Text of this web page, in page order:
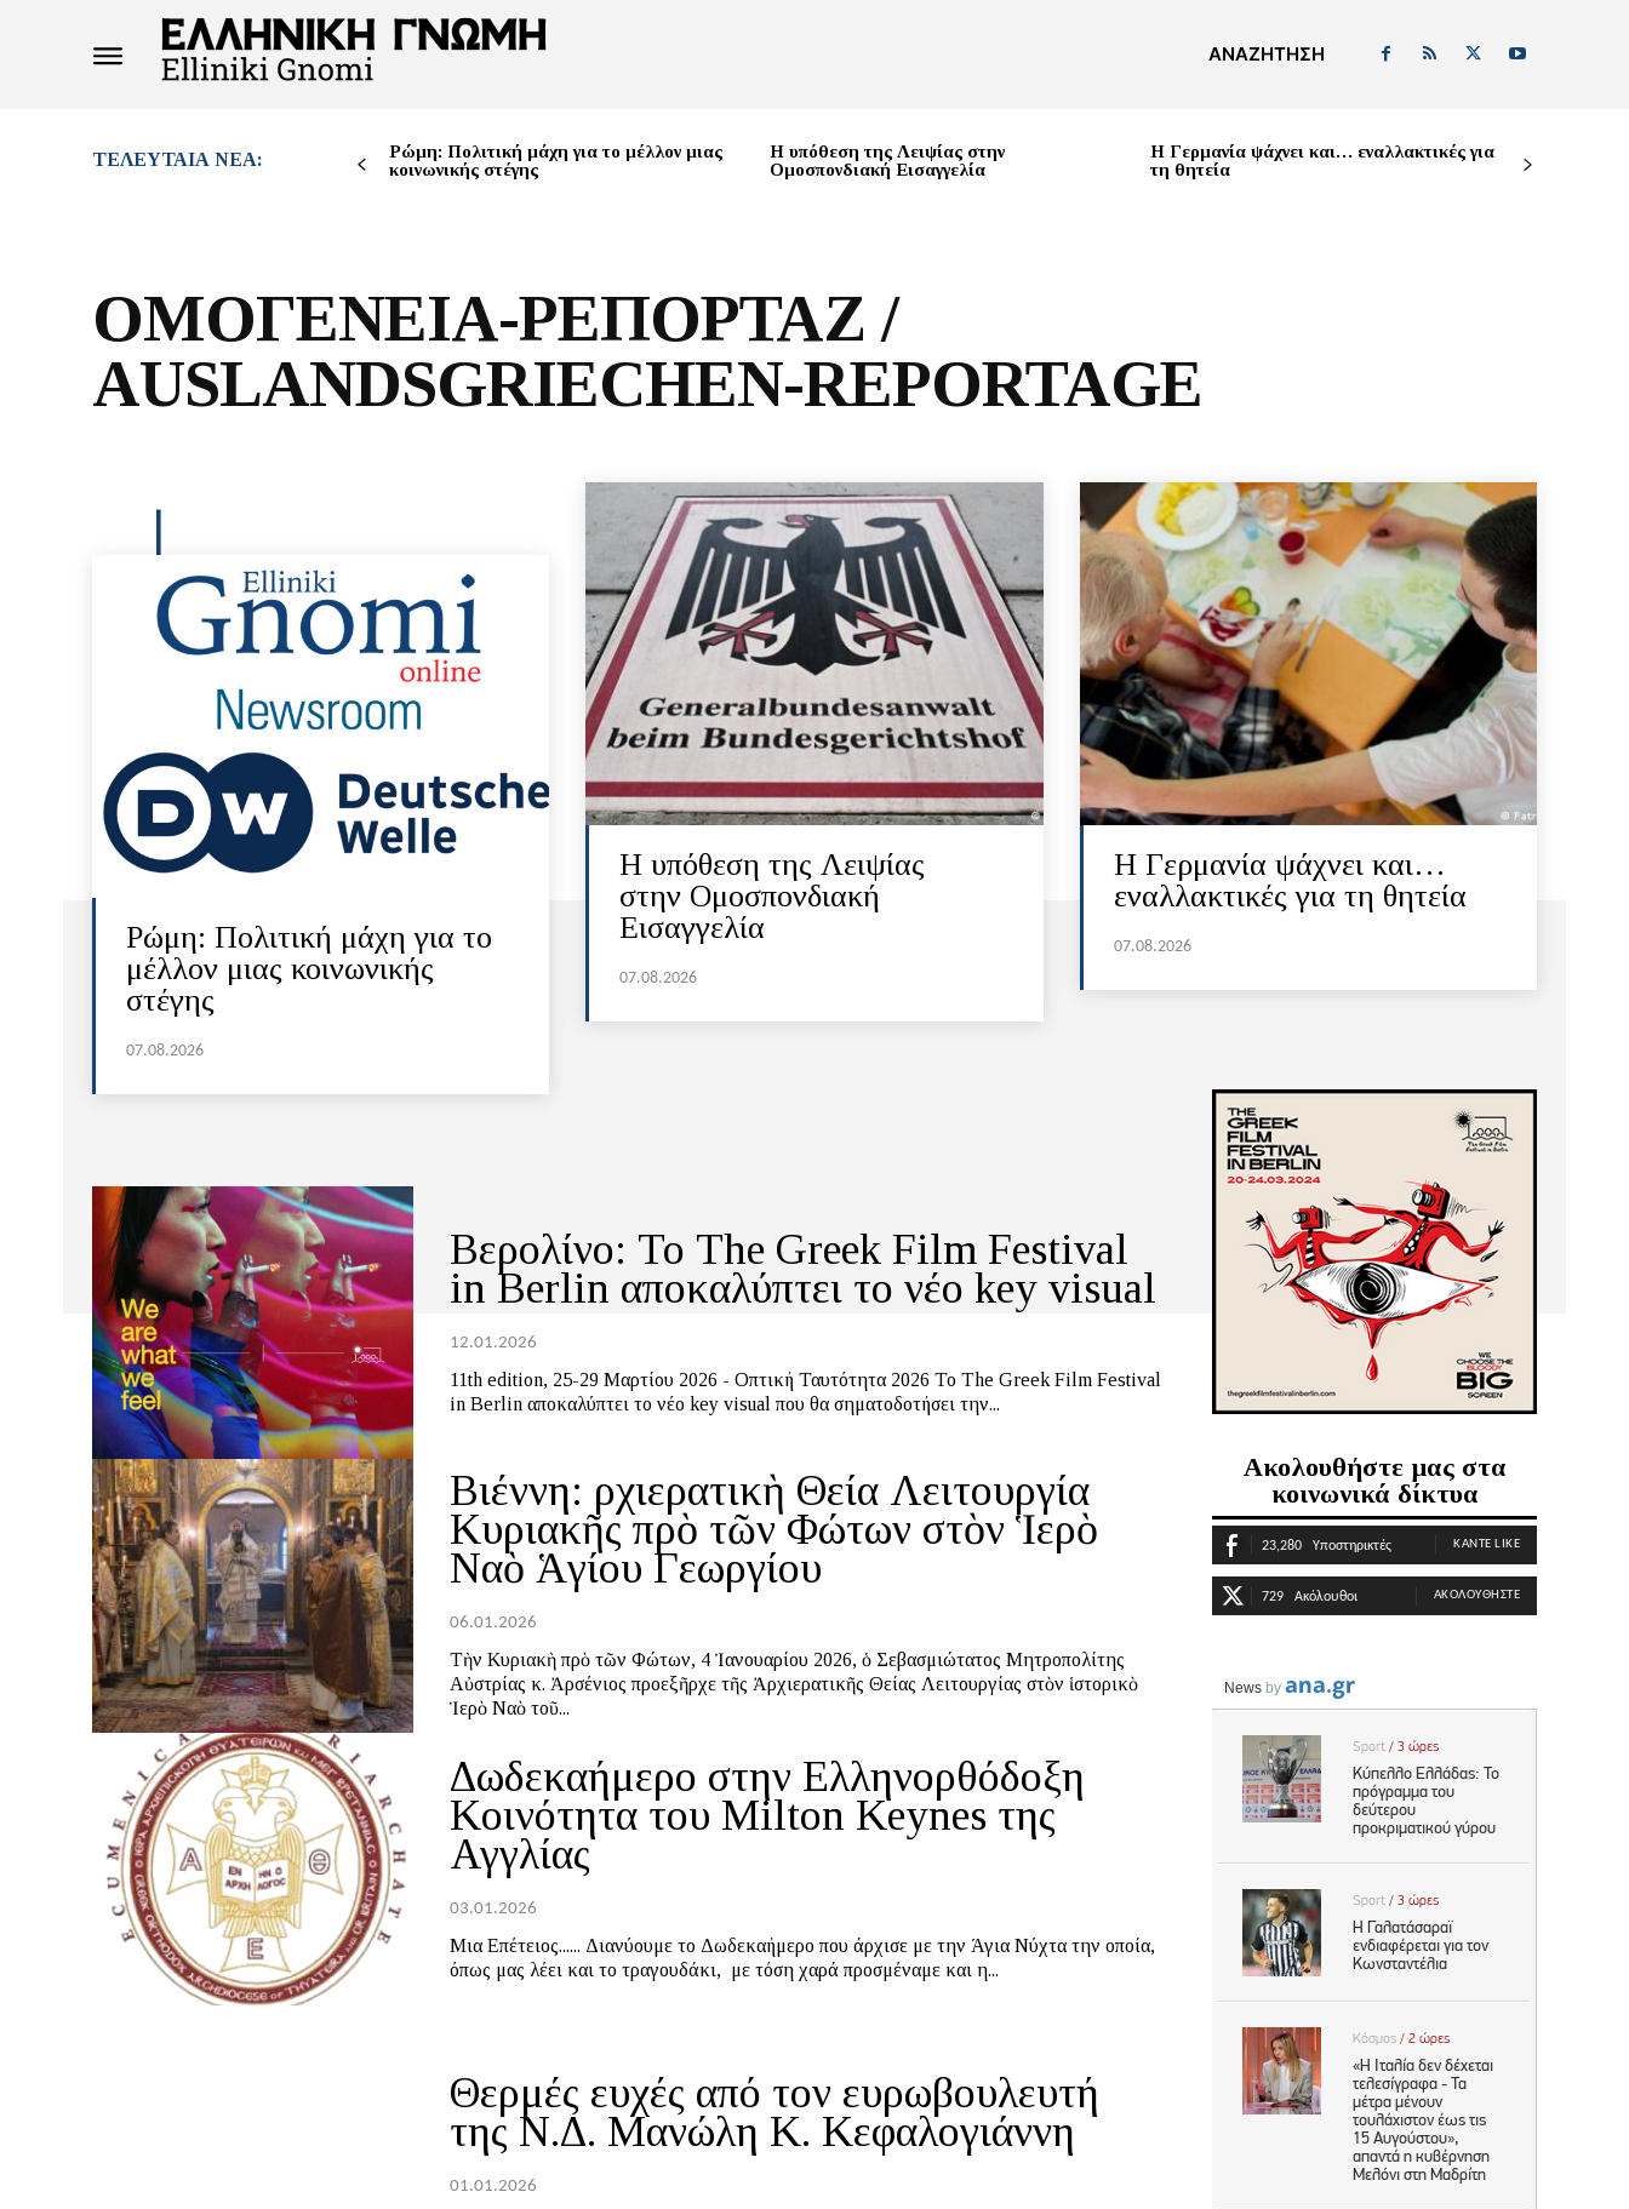
ΑΝΑΖΉΤΗΣΗ
ΤΕΛΕΥΤΑΊΑ ΝΈΑ:
Ρώμη: Πολιτική μάχη για το μέλλον μιας
κοινωνικής στέγης
Η υπόθεση της Λειψίας στην
Ομοσπονδιακή Εισαγγελία
H Γερμανία ψάχνει και… εναλλακτικές για
τη θητεία
ΟΜΟΓΕΝΕΙΑ-ΡΕΠΟΡΤΑΖ /
AUSLANDSGRIECHEN-REPORTAGE
Ρώμη: Πολιτική μάχη για το
μέλλον μιας κοινωνικής
στέγης
07.08.2026
Η υπόθεση της Λειψίας
στην Ομοσπονδιακή
Εισαγγελία
07.08.2026
H Γερμανία ψάχνει και…
εναλλακτικές για τη θητεία
07.08.2026
Βερολίνο: Το The Greek Film Festival
in Berlin αποκαλύπτει το νέο key visual
12.01.2026
11th edition, 25-29 Μαρτίου 2026 - Οπτική Ταυτότητα 2026 Το The Greek Film Festival
in Berlin αποκαλύπτει το νέο key visual που θα σηματοδοτήσει την...
Βιέννη: Ἀρχιερατικὴ Θεία Λειτουργία
Κυριακῆς πρὸ τῶν Φώτων στὸν Ἱερὸ
Ναὸ Ἁγίου Γεωργίου
06.01.2026
Τὴν Κυριακὴ πρὸ τῶν Φώτων, 4 Ἰανουαρίου 2026, ὁ Σεβασμιώτατος Μητροπολίτης
Αὐστρίας κ. Ἀρσένιος προεξῆρχε τῆς Ἀρχιερατικῆς Θείας Λειτουργίας στὸν ἱστορικὸ
Ἱερὸ Ναὸ τοῦ...
Δωδεκαήμερο στην Ελληνορθόδοξη
Κοινότητα του Μilton Keynes της
Αγγλίας
03.01.2026
Μια Επέτειος...... Διανύουμε το Δωδεκαήμερο που άρχισε με την Άγια Νύχτα την οποία,
όπως μας λέει και το τραγουδάκι, με τόση χαρά προσμέναμε και η...
Θερμές ευχές από τον ευρωβουλευτή
της Ν.Δ. Μανώλη Κ. Κεφαλογιάννη
01.01.2026
Ακολουθήστε μας στα
κοινωνικά δίκτυα
23,280 Υποστηρικτές ΚΆΝΤΕ LIKE
729 Ακόλουθοι ΑΚΟΛΟΥΘΉΣΤΕ